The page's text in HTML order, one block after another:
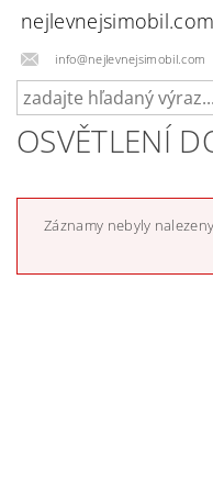
nejlevnejsimobil.com
info@nejlevnejsimobil.com
OSVĚTLENÍ
Záznamy nebyly